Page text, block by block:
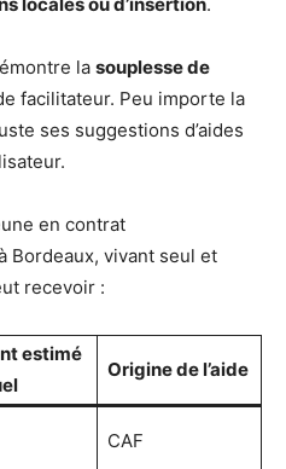
la souplesse de
facilitateur. Peu importe la
ses suggestions d’aides
en contrat
Bordeaux, vivant seul et
recevoir :
estimé
Origine de l’aide
CAF